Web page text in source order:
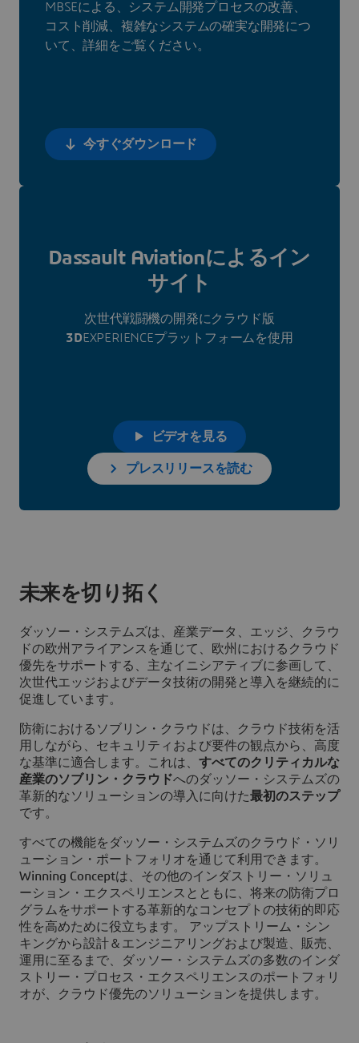
MBSEによる、システム開発プロセスの改善、
コスト削減、複雑なシステムの確実な開発につ
いて、詳細をご覧ください。
今すぐダウンロード
Dassault Aviationによるイン
サイト
次世代戦闘機の開発にクラウド版
3DEXPERIENCEプラットフォームを使用
ビデオを見る
プレスリリースを読む
未来を切り拓く
ダッソー・システムズは、産業データ、エッジ、クラウ
ドの欧州アライアンスを通じて、欧州におけるクラウド
優先をサポートする、主なイニシアティブに参画して、
次世代エッジおよびデータ技術の開発と導入を継続的に
促進しています。
防衛におけるソブリン・クラウドは、クラウド技術を活
用しながら、セキュリティおよび要件の観点から、高度
な基準に適合します。これは、 すべてのクリティカルな
産業のソブリン・クラウドへのダッソー・システムズの
革新的なソリューションの導入に向けた最初のステップ
です。
すべての機能をダッソー・システムズのクラウド・ソリ
ューション・ポートフォリオを通じて利用できます。
Winning Conceptは、その他のインダストリー・ソリュ
ーション・エクスペリエンスとともに、将来の防衛プロ
グラムをサポートする革新的なコンセプトの技術的即応
性を高めために役立ちます。 アップストリーム・シン
キングから設計＆エンジニアリングおよび製造、販売、
運用に至るまで、ダッソー・システムズの多数のインダ
ストリー・プロセス・エクスペリエンスのポートフォリ
オが、クラウド優先のソリューションを提供します。